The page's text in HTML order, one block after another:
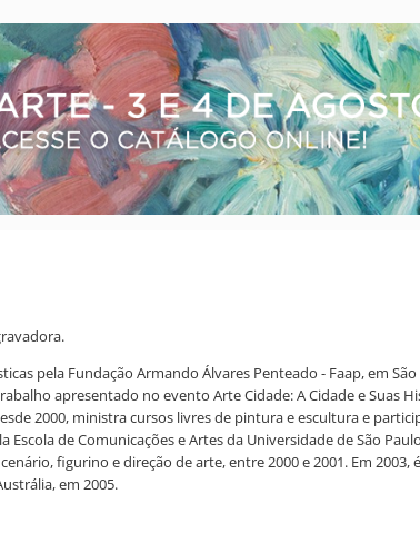
pela Fundação Armando Álvares Penteado - Faap, em
apresentado no evento Arte Cidade: A Cidade e Suas
2000, ministra cursos livres de pintura e escultura e
de Comunicações e Artes da Universidade de São
figurino e direção de arte, entre 2000 e 2001. Em
em 2005.